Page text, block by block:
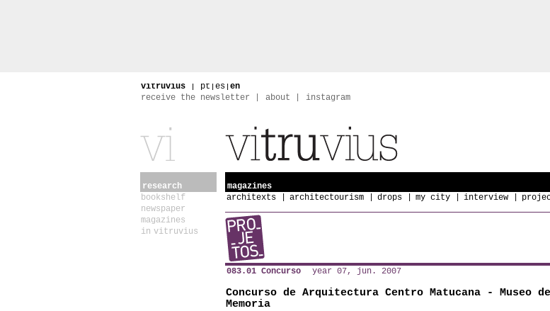
vitruvius | pt | es | en
receive the newsletter
about instagram
research
bookshelf
newspaper
magazines
in vitruvius
magazines
architexts
architectourism drops my city interview
083.01 Concurso
year 07, jun. 2007
Concurso de Arquitectura Centro Matucana - Museo
Memoria